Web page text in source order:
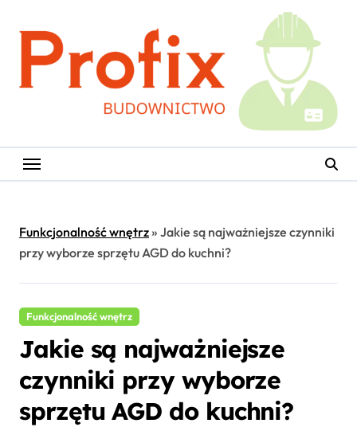
content
Funkcjonalność wnętrz» Jakie są najważniejsze czynniki
przy wyborze sprzętu AGD do kuchni?
Funkcjonalność wnętrz
Jakie są najważniejsze
czynniki przy wyborze
sprzętu AGD do kuchni?